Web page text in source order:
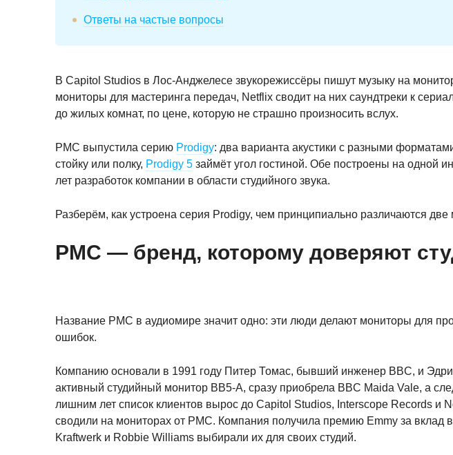
Ответы на частые вопросы
В Capitol Studios в Лос-Анджелесе звукорежиссёры пишут музыку на
мониторы для мастеринга передач, Netflix сводит на них саундтреки к
до жилых комнат, по цене, которую не страшно произносить вслух.
PMC выпустила серию Prodigy: два варианта акустики с разными
стойку или полку, Prodigy 5 займёт угол гостиной. Обе построены на одной
лет разработок компании в области студийного звука.
Разберём, как устроена серия Prodigy, чем принципиально различаются
PMC — бренд, которому доверяют
Название PMC в аудиомире значит одно: эти люди делают мониторы для
ошибок.
Компанию основали в 1991 году Питер Томас, бывший инженер BBC, и
активный студийный монитор BB5-A, сразу приобрела BBC Maida Vale, а
лишним лет список клиентов вырос до Capitol Studios, Interscope Records и
сводили на мониторах от PMC. Компания получила премию Emmy за вклад
Kraftwerk и Robbie Williams выбирали их для своих студий.